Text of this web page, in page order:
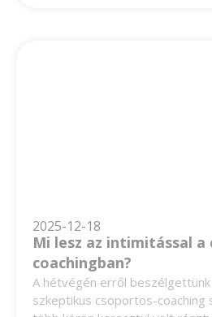
2025-12-18
Mi lesz az intimitással
coachingban?
A hétvégén erről beszélgettünk
szkeptikus csoportos-coaching